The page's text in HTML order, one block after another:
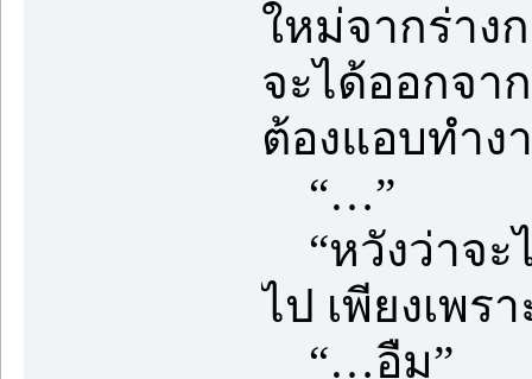
ใหม่จากร่าง
จะได้ออกจา
ต้องแอบทำง
“…”
“หวังว่าจะ
ไป เพียงเพร
“…อืม”